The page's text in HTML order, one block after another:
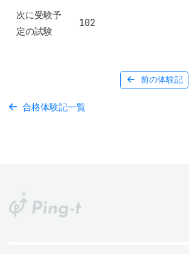
次に受験予
定の試験
102
前の体験記
合格体験記一覧